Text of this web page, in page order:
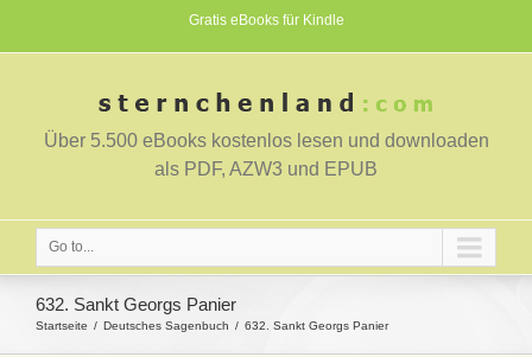
Gratis eBooks für Kindle
Über 5.500 eBooks kostenlos lesen und downloaden
als PDF, AZW3 und EPUB
Go to...
632. Sankt Georgs Panier
Startseite Deutsches Sagenbuch 632. Sankt Georgs Panier